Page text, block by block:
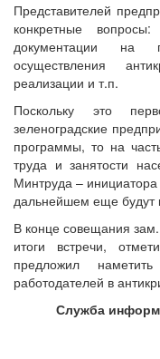
Представителей
конкретные
документации на
осуществления
реализации и т.п.
Поскольку это
зеленоградские
программы, то на
труда и занятости
Минтруда –
дальнейшем еще будут
В конце совещания
итоги встречи,
предложил
работодателей в
Служба